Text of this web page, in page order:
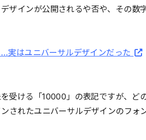
ザインが公開されるや否や、その数
実はユニバーサルデザインだった
受ける「10000」の表記ですが、ど
されたユニバーサルデザインのフォ